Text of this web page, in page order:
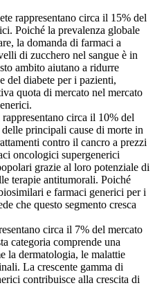
rappresentano circa il 15% del
Poiché la prevalenza globale
la domanda di farmaci a
di zucchero nel sangue è in
ambito aiutano a ridurre
del diabete per i pazienti,
quota di mercato nel mercato
circa il 10% del
principali cause di morte in
contro il cancro a prezzi
oncologici supergenerici
grazie al loro potenziale di
terapie antitumorali. Poiché
e farmaci generici per i
che questo segmento cresca
circa il 7% del mercato
categoria comprende una
la dermatologia, le malattie
La crescente gamma di
contribuisce alla crescita di